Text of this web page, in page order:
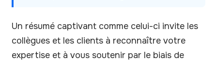
Un résumé captivant comme celui-ci invite les
collègues et les clients à reconnaître votre
expertise et à vous soutenir par le biais de